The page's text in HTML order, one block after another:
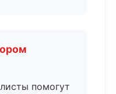
помогут